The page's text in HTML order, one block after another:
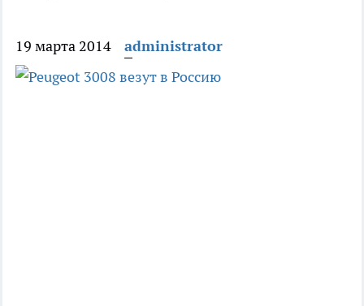
19 марта 2014 administrator